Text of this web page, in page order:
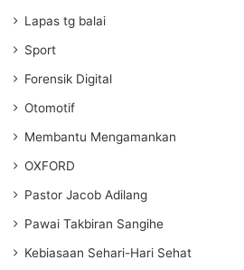
Lapas tg balai
Sport
Forensik Digital
Otomotif
Membantu Mengamankan
OXFORD
Pastor Jacob Adilang
Pawai Takbiran Sangihe
Kebiasaan Sehari-Hari Sehat